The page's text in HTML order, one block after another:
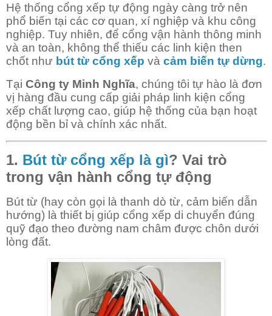
Hệ thống cổng xếp tự động ngày càng trở nên
phổ biến tại các cơ quan, xí nghiệp và khu công
nghiệp. Tuy nhiên, để cổng vận hành thông minh
và an toàn, không thể thiếu các linh kiện then
chốt như bút từ cổng xếp và cảm biến tự dừng.
Tại Công ty Minh Nghĩa, chúng tôi tự hào là đơn
vị hàng đầu cung cấp giải pháp linh kiện cổng
xếp chất lượng cao, giúp hệ thống của bạn hoạt
động bền bỉ và chính xác nhất.
1. Bút từ cổng xếp là gì? Vai trò
trong vận hành cổng tự động
Bút từ (hay còn gọi là thanh dò từ, cảm biến dẫn
hướng) là thiết bị giúp cổng xếp di chuyển đúng
quỹ đạo theo đường nam châm được chôn dưới
lòng đất.